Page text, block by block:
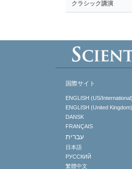
クラシック講演
国際サイト
ENGLISH (US/International)
ENGLISH (United Kingdom)
DANSK
FRANÇAIS
עברית
日本語
РУССКИЙ
繁體中文